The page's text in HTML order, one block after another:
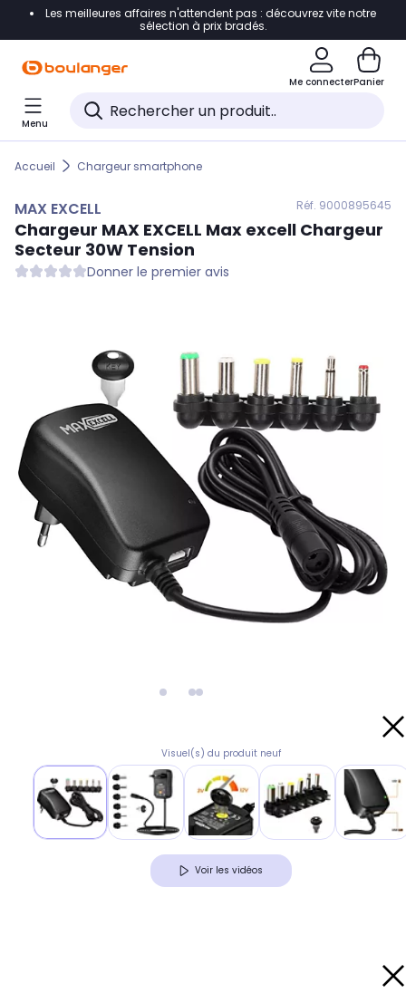
Accéder directement à la navigation
Accéder directement au pied de page
Accéder directement au chatbot
Les meilleures affaires n'attendent pas : découvrez vite notre
sélection à prix bradés.
Me connecterPanier
Menu
Accueil Chargeur smartphone
MAX EXCELL Réf. 9000895645
Chargeur MAX EXCELL Max excell Chargeur
Secteur 30W Tension
Donner le premier avis
Visuel(s) du produit neuf
Voir les vidéos